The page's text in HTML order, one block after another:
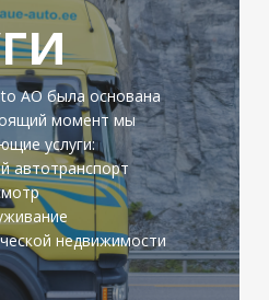
АО была основана
момент мы
услуги:
недвижимости